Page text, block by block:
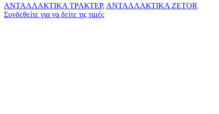
ΑΝΤΑΛΛΑΚΤΙΚΑ ΤΡΑΚΤΕΡ, ΑΝΤΑΛΛΑΚΤΙΚΑ ZETOR
Συνδεθείτε για να δείτε τις τιμές